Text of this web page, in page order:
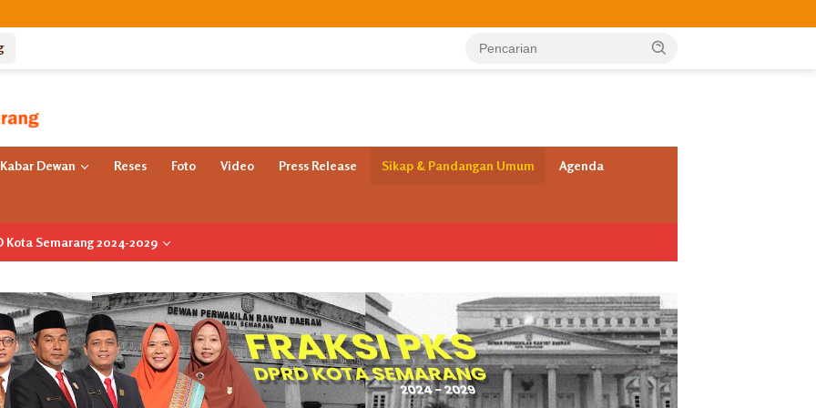
Kabar Dewan Reses Foto Video Press Release Sikap & Pandangan Umum Agenda
Kota Semarang 2024-2029